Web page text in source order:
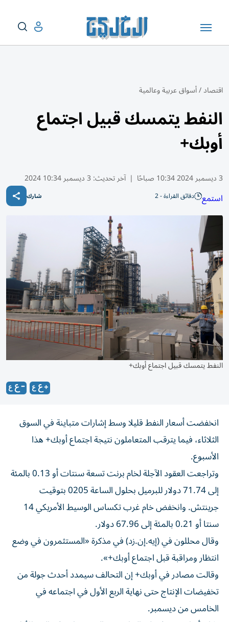
اقتصاد/أسواق عربية وعالمية
النفط يتمسك قبيل اجتماع
أوبك+
3 ديسمبر 2024 10:34 صباحًا | آخر تحديث: 3 ديسمبر 10:34 2024
استمع دقائق القراءة - 2 شارك
النفط يتمسك قبيل اجتماع أوبك+
انخفضت أسعار النفط قليلا وسط إشارات متباينة في السوق
الثلاثاء، فيما يترقب المتعاملون نتيجة اجتماع أوبك+ هذا
الأسبوع.
وتراجعت العقود الآجلة لخام برنت تسعة سنتات أو 0.13 بالمئة
إلى 71.74 دولار للبرميل بحلول الساعة 0205 بتوقيت
جرينتش. وانخفض خام غرب تكساس الوسيط الأمريكي 14
سنتا أو 0.21 بالمئة إلى 67.96 دولار.
وقال محللون في (إيه.إن.زد) في مذكرة «المستثمرون في وضع
انتظار ومراقبة قبل اجتماع أوبك+».
وقالت مصادر في أوبك+ إن التحالف سيمدد أحدث جولة من
تخفيضات الإنتاج حتى نهاية الربع الأول في اجتماعه في
الخامس من ديسمبر.